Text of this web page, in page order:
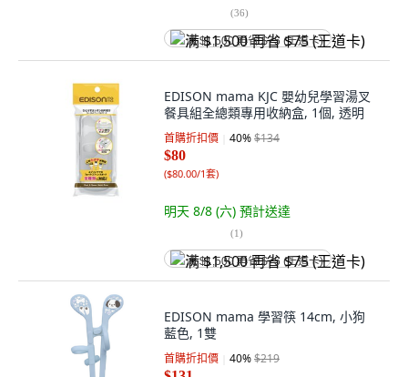
(36)
满 $1,500 再省 $75 (王道卡)
EDISON mama KJC 嬰幼兒學習湯叉
餐具組全總類專用收納盒, 1個, 透明
首購折扣價 40%$134
$80
($80.00/1套)
明天 8/8 (六) 預計送達
(1)
满 $1,500 再省 $75 (王道卡)
EDISON mama 學習筷 14cm, 小狗
藍色, 1雙
首購折扣價 40%$219